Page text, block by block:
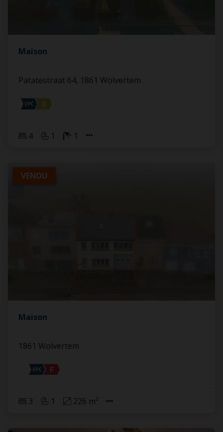
Maison
Patatestraat 64, 1861 Wolvertem
4 1 1
VENDU
Maison
1861 Wolvertem
3 1 226 m²